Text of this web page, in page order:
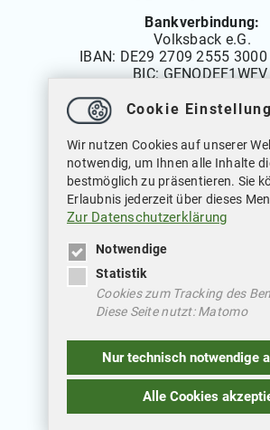
Bankverbindung:
Volksback e.G.
IBAN: DE29 2709 2555
BIC: GENODEF1WFV
Montag bis Freitag: 08.00 bis
Dienstags auch von: 14.00 bis
Mittwochs
Datenschutz
Impressum
Cookie
Wir nutzen Cookies auf unserer
notwendig, um Ihnen alle Inhalte
bestmöglich zu präsentieren. Sie
Erlaubnis jederzeit über dieses
Zur Datenschutzerklärung
Notwendige
Statistik
Cookies zum Tracking des
Diese Seite nutzt: Matomo
Nur technisch notwendige
Alle Cookies